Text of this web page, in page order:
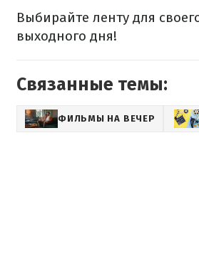
Выбирайте ленту для
выходного дня!
Связанные темы:
ФИЛЬМЫ НА ВЕЧЕР